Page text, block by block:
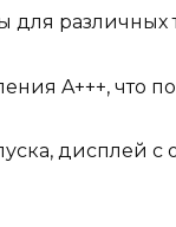
различных
A+++, что
дисплей